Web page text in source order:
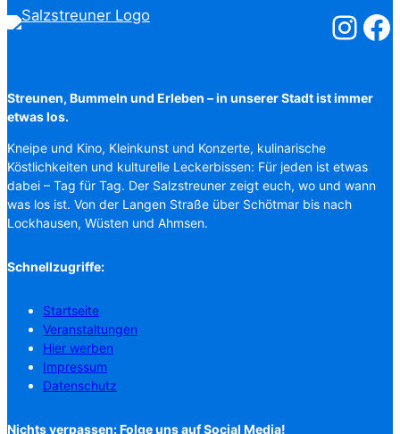
Streunen, Bummeln und Erleben – in unserer Stadt ist immer
etwas los.
Kneipe und Kino, Kleinkunst und Konzerte, kulinarische
Köstlichkeiten und kulturelle Leckerbissen: Für jeden ist etwas
dabei – Tag für Tag. Der Salzstreuner zeigt euch, wo und wann
was los ist. Von der Langen Straße über Schötmar bis nach
Lockhausen, Wüsten und Ahmsen.
Schnellzugriffe:
Startseite
Veranstaltungen
Hier werben
Impressum
Datenschutz
Nichts verpassen: Folge uns auf Social Media!